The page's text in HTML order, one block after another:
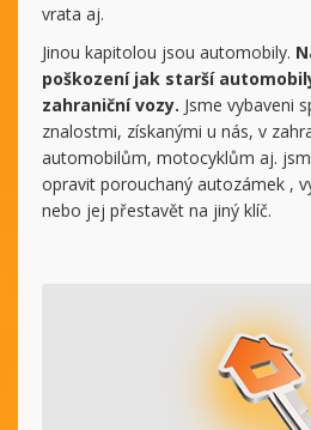
vrata aj.
Jinou kapitolou jsou automobily.
poškození jak starší
zahraniční vozy. Jsme vybaveni
znalostmi, získanými u nás, v
automobilům, motocyklům aj.
opravit porouchaný autozámek ,
nebo jej přestavět na jiný klíč.